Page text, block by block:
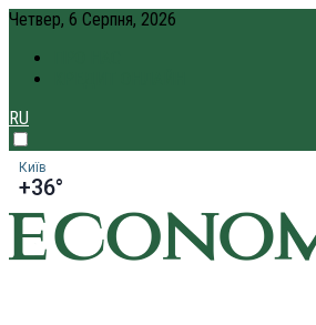
Четвер, 6 Серпня, 2026
RU
Київ
+36°